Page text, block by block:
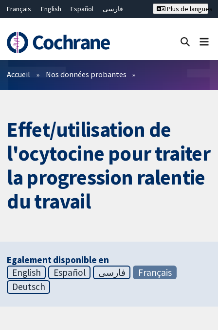
Français English Español
فارسی
Bahasa Malaysia
ไทย
繁體中文
简体中文
Plus de langues
Filtres
Accueil Nos données probantes
Effet/utilisation de
l'ocytocine pour traiter
la progression ralentie
du travail
Egalement disponible en
English
Español فارسی
Français
Deutsch